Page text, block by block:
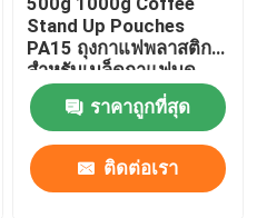
Stand Up Pouches
PA15 ถุงกาแฟพลาสติก
สำหรับเมล็ดกาแฟบด
ราคาถูกที่สุด
ติดต่อเรา